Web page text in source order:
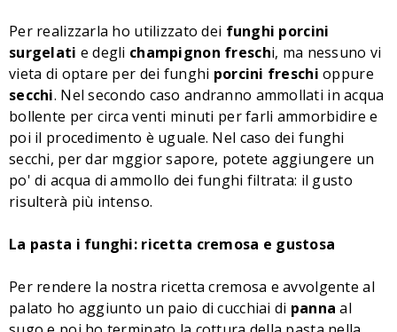
Per realizzarla ho utilizzato dei funghi porcini
surgelati e degli champignon freschi, ma nessuno vi
vieta di optare per dei funghi porcini freschi oppure
secchi. Nel secondo caso andranno ammollati in acqua
bollente per circa venti minuti per farli ammorbidire e
poi il procedimento è uguale. Nel caso dei funghi
secchi, per dar mggior sapore, potete aggiungere un
po' di acqua di ammollo dei funghi filtrata: il gusto
risulterà più intenso.
La pasta i funghi: ricetta cremosa e gustosa
Per rendere la nostra ricetta cremosa e avvolgente al
palato ho aggiunto un paio di cucchiai di pannaal